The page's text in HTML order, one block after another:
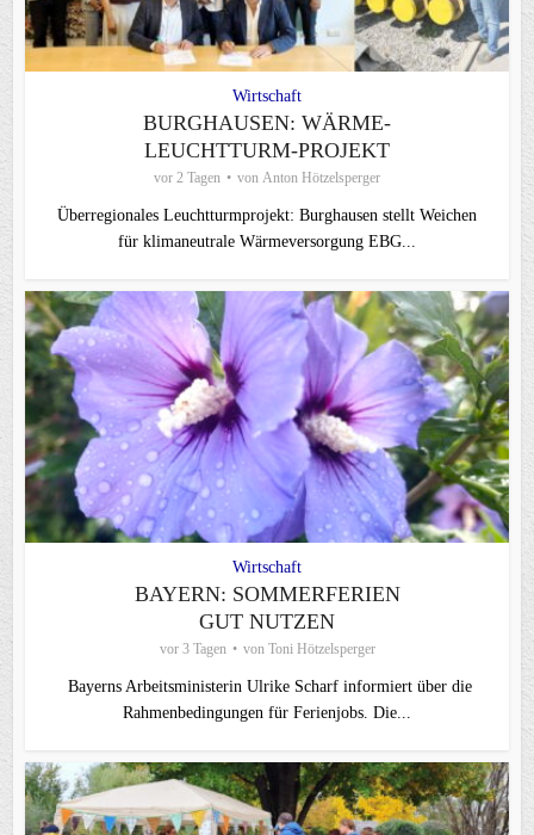
Wirtschaft
BURGHAUSEN: WÄRME-
LEUCHTTURM-PROJEKT
vor 2 Tagen von Anton Hötzelsperger
Überregionales Leuchtturmprojekt: Burghausen stellt Weichen
für klimaneutrale Wärmeversorgung EBG...
Wirtschaft
BAYERN: SOMMERFERIEN
GUT NUTZEN
vor 3 Tagen von Toni Hötzelsperger
Bayerns Arbeitsministerin Ulrike Scharf informiert über die
Rahmenbedingungen für Ferienjobs. Die...